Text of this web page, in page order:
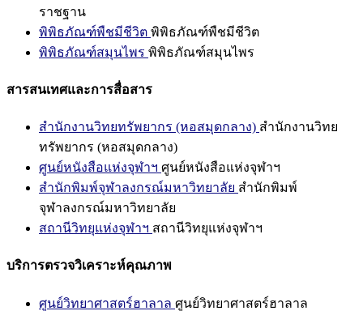
ราชฐาน
พิพิธภัณฑ์พืชมีชีวิต พิพิธภัณฑ์พืชมีชีวิต
พิพิธภัณฑ์สมุนไพร พิพิธภัณฑ์สมุนไพร
สารสนเทศและการสื่อสาร
สำนักงานวิทยทรัพยากร (หอสมุดกลาง) สำนักงานวิทย
ทรัพยากร (หอสมุดกลาง)
ศูนย์หนังสือแห่งจุฬาฯ ศูนย์หนังสือแห่งจุฬาฯ
สำนักพิมพ์จุฬาลงกรณ์มหาวิทยาลัย สำนักพิมพ์
จุฬาลงกรณ์มหาวิทยาลัย
สถานีวิทยุแห่งจุฬาฯ สถานีวิทยุแห่งจุฬาฯ
บริการตรวจวิเคราะห์คุณภาพ
ศูนย์วิทยาศาสตร์ฮาลาล ศูนย์วิทยาศาสตร์ฮาลาล